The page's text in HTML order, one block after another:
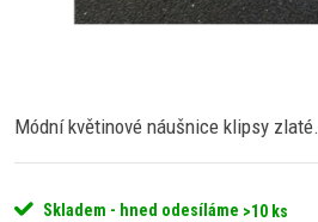
Módní květinové náušnice klipsy zlaté.
Skladem - hned odesíláme >10 ks